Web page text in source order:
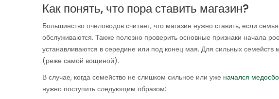
Как понять, что пора ставить магазин?
Большинство пчеловодов считает, что магазин нужно ставить, если
обслуживаются. Также полезно проверить основные признаки начала
устанавливаются в середине или под конец мая. Для сильных
(реже самой вощиной).
В случае, когда семейство не слишком сильное или уже начался
нужно поступить следующим образом: